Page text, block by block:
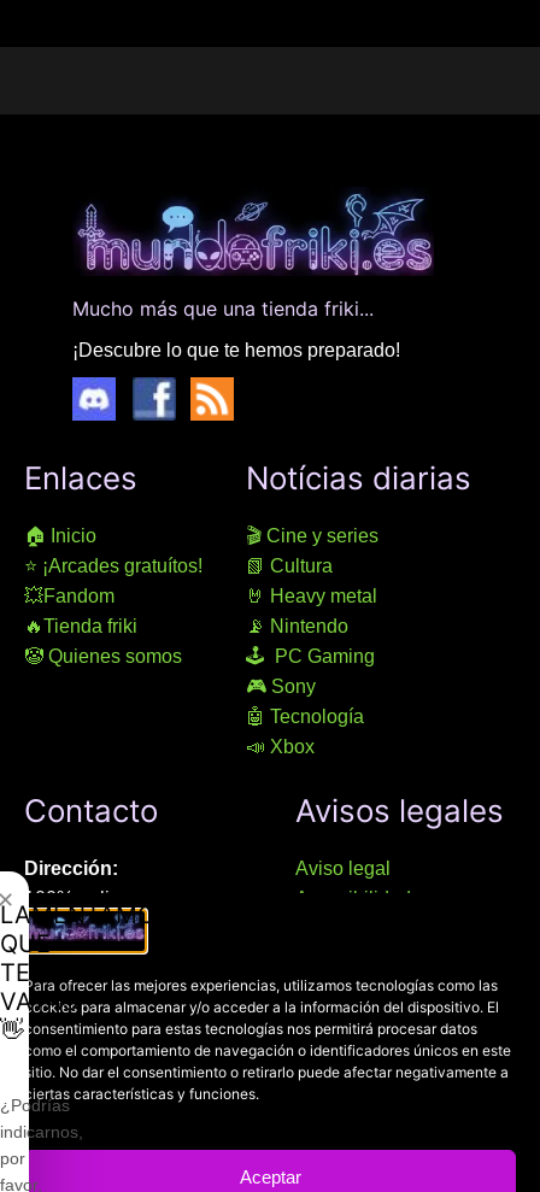
Para ofrecer las mejores experiencias, utilizamos tecnologías como las
cookies para almacenar y/o acceder a la información del dispositivo. El
consentimiento para estas tecnologías nos permitirá procesar datos
como el comportamiento de navegación o identificadores únicos en este
sitio. No dar el consentimiento o retirarlo puede afectar negativamente a
ciertas características y funciones.
Aceptar
Mucho más que una tienda friki...
¡Descubre lo que te hemos preparado!
Enlaces
🏠 Inicio
⭐ ¡Arcades gratuítos!
💥Fandom
🔥Tienda friki
🤡 Quienes somos
Notícias diarias
🎬 Cine y series
📗 Cultura
🤘 Heavy metal
📡 Nintendo
🕹 PC Gaming
🎮 Sony
🤖 Tecnología
📣 Xbox
Contacto
Dirección:
100% online
Manresa (08241), Barcelona
Chat Whatsapp (solo texto):
+34 689 800 662
Correo:
contacto@mundofriki.es
Avisos legales
Aviso legal
Accesibilidad
Política de privacidad
LAMENTAMOS
QUE
TE
VAYAS
👋
¿Podrías
indicarnos,
por
favor,